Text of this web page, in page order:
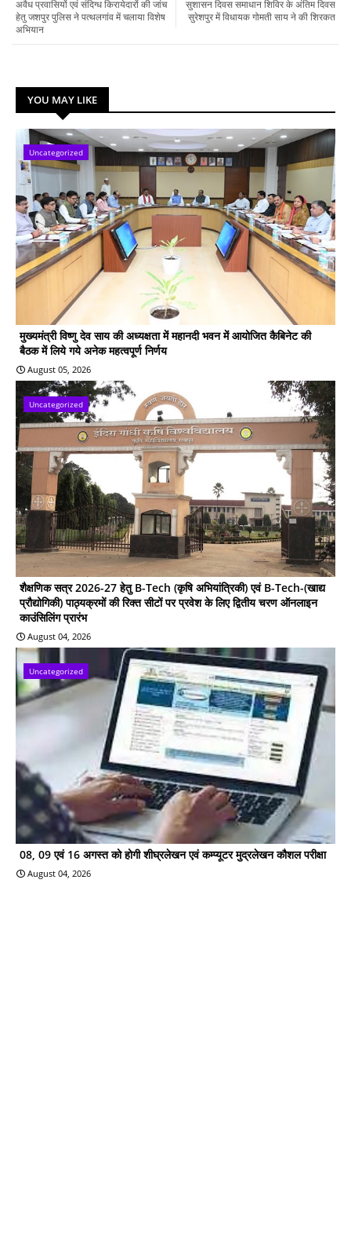
सुशासन दिवस समाधान शिविर के अंतिम दिवस
सुरेशपुर में विधायक गोमती साय ने की शिरकत
अवैध प्रवासियों एवं संदिग्ध किरायेदारों की जांच
हेतु जशपुर पुलिस ने पत्थलगांव में चलाया विशेष
अभियान
YOU MAY LIKE
Uncategorized
मुख्यमंत्री विष्णु देव साय की अध्यक्षता में महानदी भवन में आयोजित कैबिनेट की
बैठक में लिये गये अनेक महत्वपूर्ण निर्णय
August 05, 2026
Uncategorized
शैक्षणिक सत्र 2026-27 हेतु B-Tech (कृषि अभियांत्रिकी) एवं B-Tech-(खाद्य
प्रौद्योगिकी) पाठ्यक्रमों की रिक्त सीटों पर प्रवेश के लिए द्वितीय चरण ऑनलाइन
काउंसिलिंग प्रारंभ
August 04, 2026
Uncategorized
08, 09 एवं 16 अगस्त को होगी शीघ्रलेखन एवं कम्प्यूटर मुद्रलेखन कौशल परीक्षा
August 04, 2026